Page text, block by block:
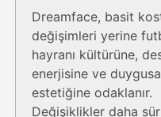
Dreamface, basit
değişimleri yerine
hayranı kültürüne,
enerjisine ve
estetiğine odaklanır.
Değişiklikler daha